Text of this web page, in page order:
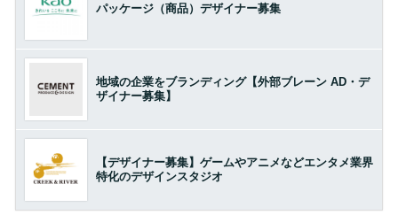
パッケージ（商品）デザイナー募集
地域の企業をブランディング【外部ブレーン AD・デ
ザイナー募集】
【デザイナー募集】ゲームやアニメなどエンタメ業界
特化のデザインスタジオ